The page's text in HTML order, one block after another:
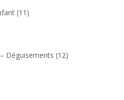
(11)
Déguisements (12)